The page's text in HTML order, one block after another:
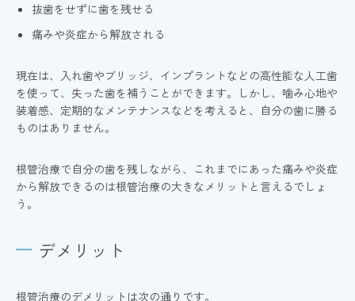
抜歯をせずに歯を残せる
痛みや炎症から解放される
現在は、入れ歯やブリッジ、インプラントなどの高性能な人工歯
を使って、失った歯を補うことができます。しかし、噛み心地や
装着感、定期的なメンテナンスなどを考えると、自分の歯に勝る
ものはありません。
根管治療で自分の歯を残しながら、これまでにあった痛みや炎症
から解放できるのは根管治療の大きなメリットと言えるでしょ
う。
デメリット
根管治療のデメリットは次の通りです。